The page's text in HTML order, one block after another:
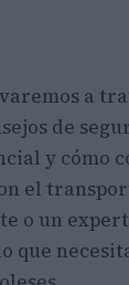
a
de
y cómo
el
o un
que